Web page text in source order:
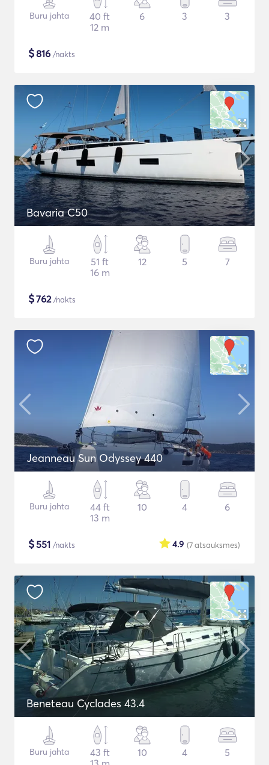
Buru jahta
40 ft
12 m
6 3 3
$816 /nakts
Bavaria C50
Buru jahta
51 ft
16 m
12 5 7
$762/nakts
Jeanneau Sun Odyssey 440
Buru jahta
44 ft
13 m
10 4 6
$551 /nakts (7atsauksmes)
4.9
Beneteau Cyclades 43.4
Buru jahta
43 ft
10 4 5